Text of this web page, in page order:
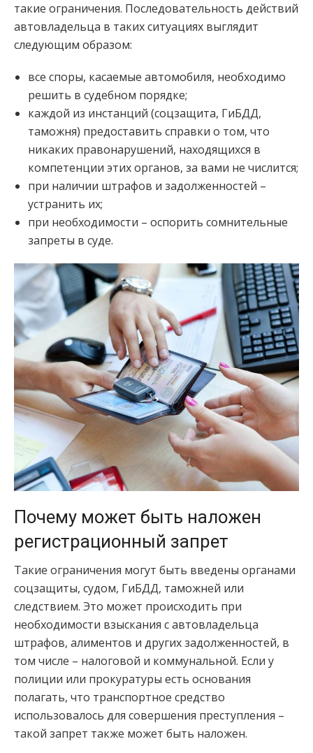
такие ограничения. Последовательность действий
автовладельца в таких ситуациях выглядит
следующим образом:
все споры, касаемые автомобиля, необходимо
решить в судебном порядке;
каждой из инстанций (соцзащита, ГиБДД,
таможня) предоставить справки о том, что
никаких правонарушений, находящихся в
компетенции этих органов, за вами не числится;
при наличии штрафов и задолженностей –
устранить их;
при необходимости – оспорить сомнительные
запреты в суде.
Почему может быть наложен
регистрационный запрет
Такие ограничения могут быть введены органами
соцзащиты, судом, ГиБДД, таможней или
следствием. Это может происходить при
необходимости взыскания с автовладельца
штрафов, алиментов и других задолженностей, в
том числе – налоговой и коммунальной. Если у
полиции или прокуратуры есть основания
полагать, что транспортное средство
использовалось для совершения преступления –
такой запрет также может быть наложен.